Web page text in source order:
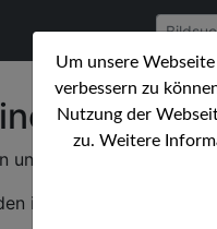
und verschlagworteten
ist.
Um unsere
verbessern zu
Nutzung der
zu. Weitere